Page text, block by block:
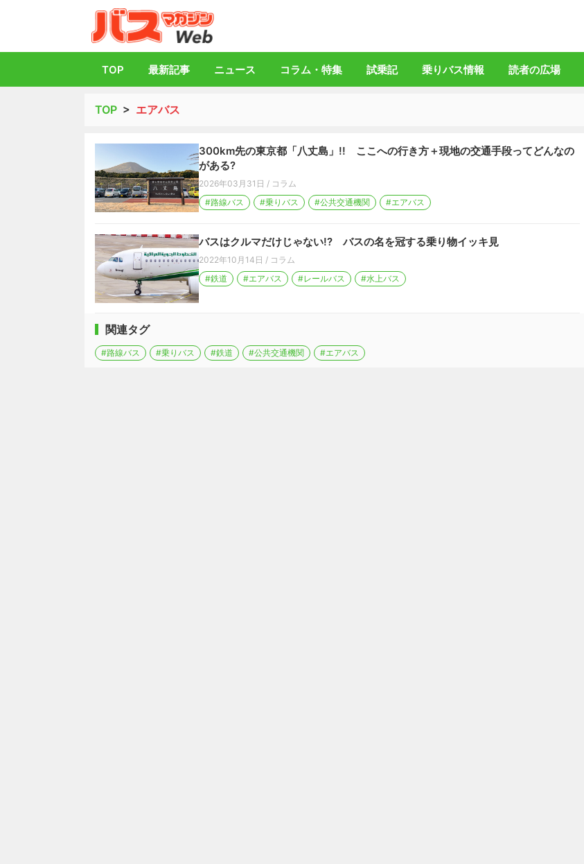
TOP 最新記事 ニュース コラム・特集 試乗記 乗りバス情報 読者の広場
TOP > エアバス
300km先の東京都「八丈島」!! ここへの行き方＋現地の交通手段ってどんなの
がある?
2026年03月31日 / コラム
#路線バス
#乗りバス #公共交通機関 #エアバス
バスはクルマだけじゃない!? バスの名を冠する乗り物イッキ見
2022年10月14日 / コラム
#鉄道
#エアバス #レールバス #水上バス
関連タグ
#路線バス #乗りバス #鉄道 #公共交通機関 #エアバス